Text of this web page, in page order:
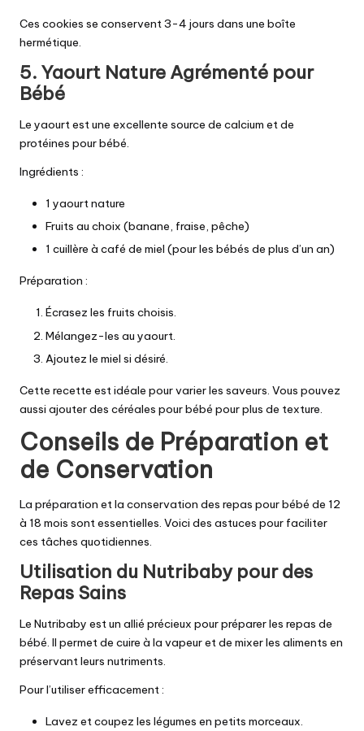
Ces cookies se conservent 3-4 jours dans une boîte
hermétique.
5. Yaourt Nature Agrémenté pour
Bébé
Le yaourt est une excellente source de calcium et de
protéines pour bébé.
Ingrédients :
1 yaourt nature
Fruits au choix (banane, fraise, pêche)
1 cuillère à café de miel (pour les bébés de plus d’un an)
Préparation :
Écrasez les fruits choisis.
Mélangez-les au yaourt.
Ajoutez le miel si désiré.
Cette recette est idéale pour varier les saveurs. Vous pouvez
aussi ajouter des céréales pour bébé pour plus de texture.
Conseils de Préparation et
de Conservation
La préparation et la conservation des repas pour bébé de 12
à 18 mois sont essentielles. Voici des astuces pour faciliter
ces tâches quotidiennes.
Utilisation du Nutribaby pour des
Repas Sains
Le Nutribaby est un allié précieux pour préparer les repas de
bébé. Il permet de cuire à la vapeur et de mixer les aliments en
préservant leurs nutriments.
Pour l’utiliser efficacement :
Lavez et coupez les légumes en petits morceaux.